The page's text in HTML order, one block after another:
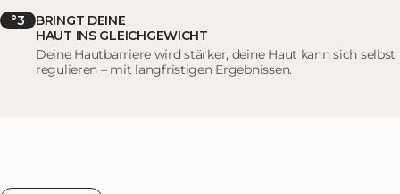
eingesetzt werden, um ein gesundes Hautmikrobiom zu erhalten
und deine Hautgesundheit langfristig zu unterstützen.
°3
BRINGT DEINE
HAUT INS GLEICHGEWICHT
Deine Hautbarriere wird stärker, deine Haut kann sich selbst
regulieren – mit langfristigen Ergebnissen.